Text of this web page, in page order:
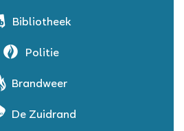
Bibliotheek
Politie
Brandweer
De Zuidrand